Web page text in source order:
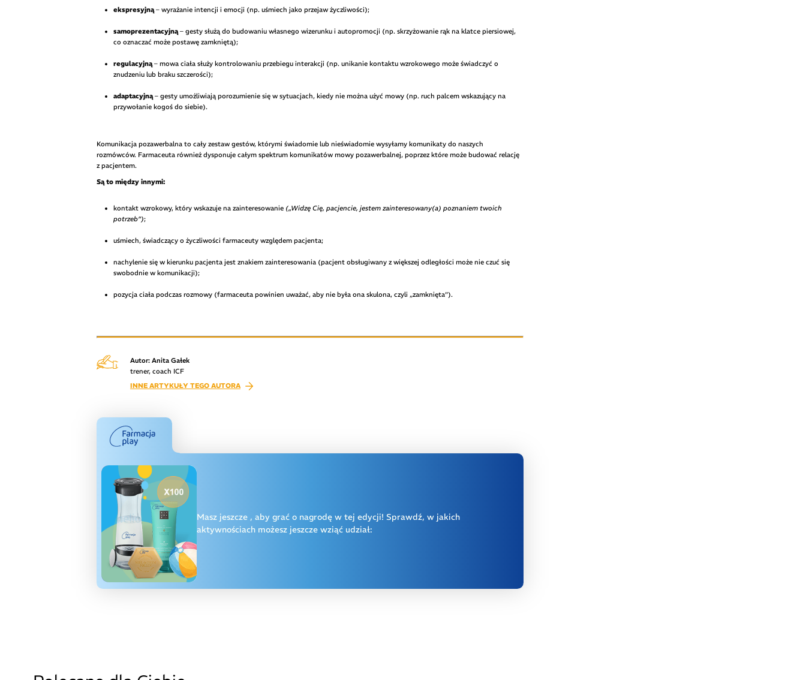
ekspresyjną– wyrażanie intencji i emocji (np. uśmiech jako przejaw życzliwości);
samoprezentacyjną– gesty służą do budowaniu własnego wizerunku i autopromocji (np. skrzyżowanie rąk na klatce piersiowej,
co oznaczać może postawę zamkniętą);
regulacyjną– mowa ciała służy kontrolowaniu przebiegu interakcji (np. unikanie kontaktu wzrokowego może świadczyć o
znudzeniu lub braku szczerości);
adaptacyjną– gesty umożliwiają porozumienie się w sytuacjach, kiedy nie można użyć mowy (np. ruch palcem wskazujący na
przywołanie kogoś do siebie).
Komunikacja pozawerbalna to cały zestaw gestów, którymi świadomie lub nieświadomie wysyłamy komunikaty do naszych
rozmówców. Farmaceuta również dysponuje całym spektrum komunikatów mowy pozawerbalnej, poprzez które może budować relację
z pacjentem.
Są to między innymi:
kontakt wzrokowy, który wskazuje na zainteresowanie („Widzę Cię, pacjencie, jestem zainteresowany(a) poznaniem twoich
potrzeb”);
uśmiech, świadczący o życzliwości farmaceuty względem pacjenta;
nachylenie się w kierunku pacjenta jest znakiem zainteresowania (pacjent obsługiwany z większej odległości może nie czuć się
swobodnie w komunikacji);
pozycja ciała podczas rozmowy (farmaceuta powinien uważać, aby nie była ona skulona, czyli „zamknięta”).
Autor: Anita Gałek
trener, coach ICF
INNE ARTYKUŁY TEGO AUTORA
Masz jeszcze , aby grać o nagrodę w tej edycji! Sprawdź, w jakich
aktywnościach możesz jeszcze wziąć udział: